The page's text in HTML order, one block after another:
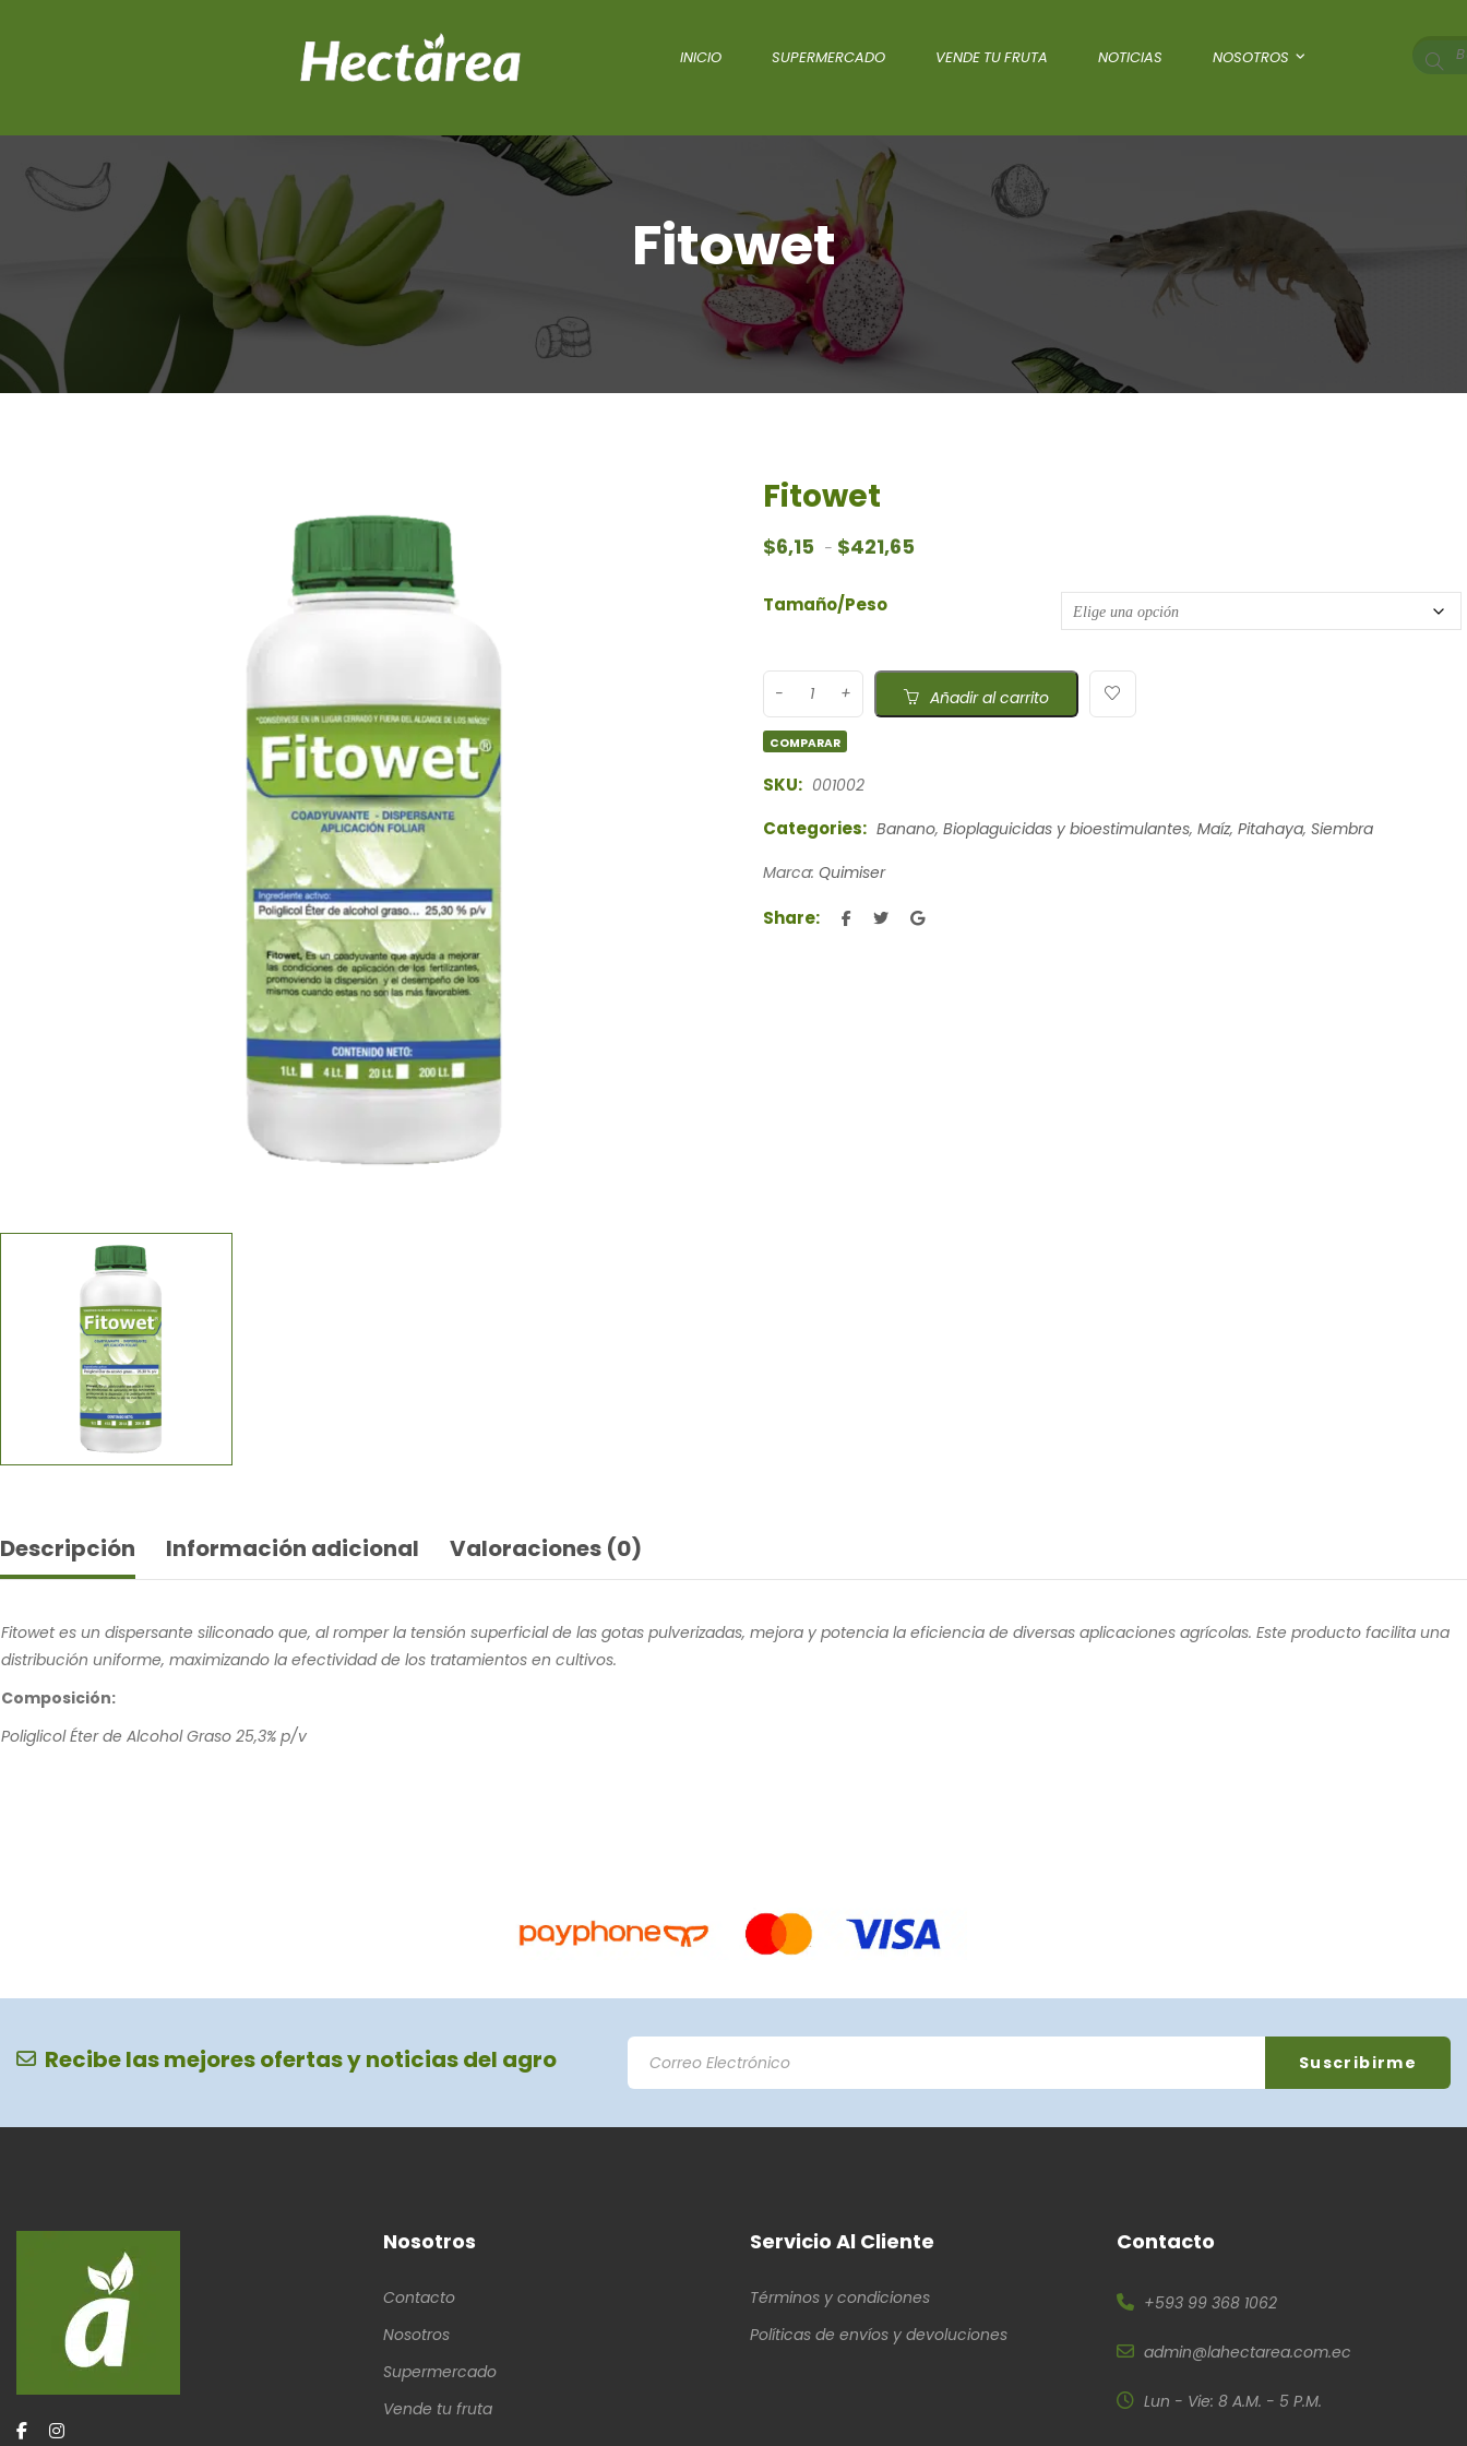
INICIO SUPERMERCADO VENDE TU FRUTA NOTICIAS NOSOTROS
Fitowet
Fitowet
$6,15 - $421,65
Tamaño/Peso
Añadir al carrito
COMPARAR
SKU: 001002
Categories: Banano, Bioplaguicidas y bioestimulantes, Maíz, Pitahaya, Siembra
Marca: Quimiser
Share:
Descripción Información adicional Valoraciones (0)
Fitowet es un dispersante siliconado que, al romper la tensión superficial de las gotas pulverizadas, mejora y potencia la eficiencia de diversas aplicaciones agrícolas. Este producto facilita una
distribución uniforme, maximizando la efectividad de los tratamientos en cultivos.
Composición:
Poliglicol Éter de Alcohol Graso 25,3% p/v
Recibe las mejores ofertas y noticias del agro
Nosotros
Contacto
Nosotros
Supermercado
Vende tu fruta
Servicio Al Cliente
Términos y condiciones
Políticas de envíos y devoluciones
Contacto
+593 99 368 1062
admin@lahectarea.com.ec
Lun - Vie: 8 A.M. - 5 P.M.